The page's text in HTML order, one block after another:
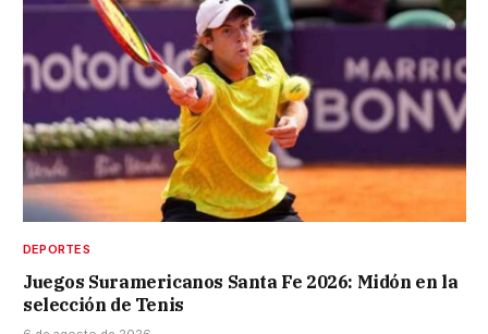
DEPORTES
Juegos Suramericanos Santa Fe 2026: Midón en la
selección de Tenis